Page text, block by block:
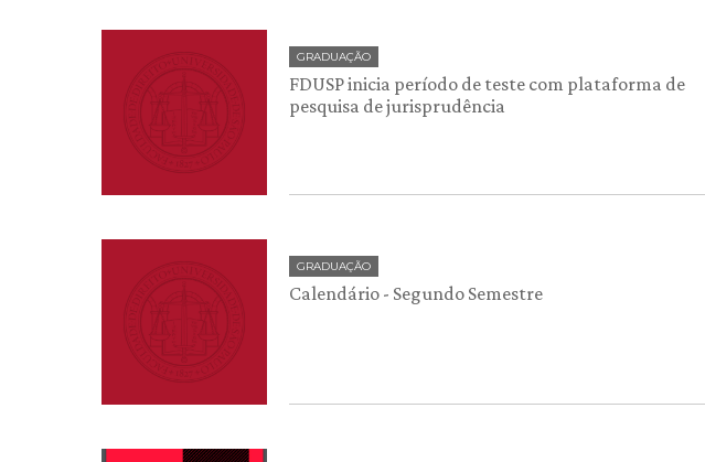
GRADUAÇÃO
FDUSP inicia período de teste com plataforma de
pesquisa de jurisprudência
GRADUAÇÃO
Calendário - Segundo Semestre